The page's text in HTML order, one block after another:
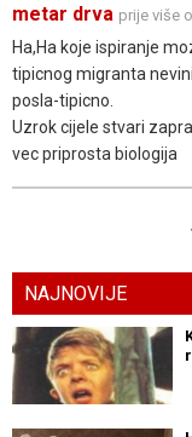
metar drva prije više
Ha,Ha koje ispiranje
tipicnog migranta
posla-tipicno.
Uzrok cijele stvari
vec priprosta biologija
NAJNOVIJE